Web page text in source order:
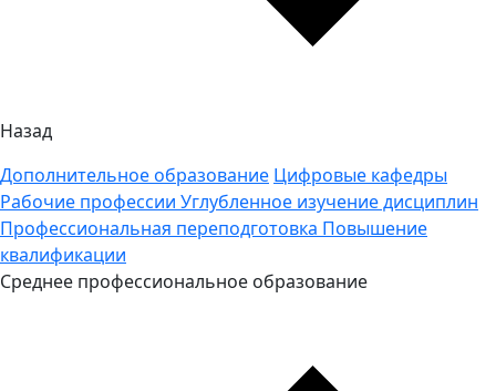
Назад
Дополнительное образование Цифровые кафедры
Рабочие профессии Углубленное изучение дисциплин
Профессиональная переподготовка Повышение
квалификации
Среднее профессиональное образование